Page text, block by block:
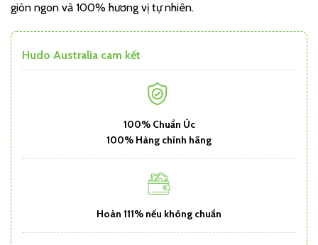
giòn ngon và 100% hương vị tự nhiên.
Hudo Australia cam kết
100% Chuẩn Úc
100% Hàng chính hãng
Hoàn 111% nếu không chuẩn